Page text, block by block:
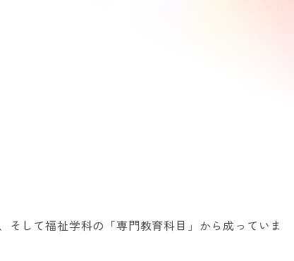
して福祉学科の「専門教育科目」から成っていま